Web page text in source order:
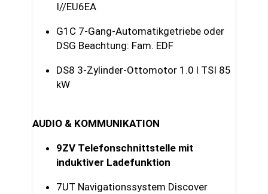
I//EU6EA
G1C 7-Gang-Automatikgetriebe oder
DSG Beachtung: Fam. EDF
DS8 3-Zylinder-Ottomotor 1.0 l TSI 85
kW
AUDIO & KOMMUNIKATION
9ZV Telefonschnittstelle mit
induktiver Ladefunktion
7UT Navigationssystem Discover